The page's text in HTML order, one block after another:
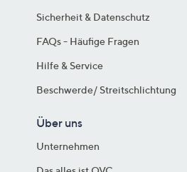
Sicherheit & Datenschutz
FAQs - Häufige Fragen
Hilfe & Service
Beschwerde/ Streitschlichtung
Über uns
Unternehmen